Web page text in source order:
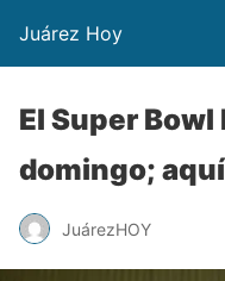
Juárez Hoy
El Super
domingo;
JuárezHOY